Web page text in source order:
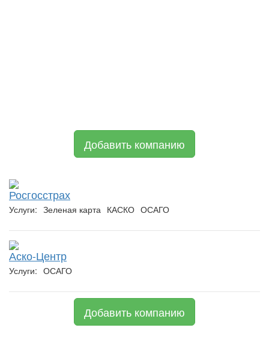
Добавить компанию
Росгосстрах
Услуги: Зеленая карта КАСКО ОСАГО
Аско-Центр
Услуги: ОСАГО
Добавить компанию